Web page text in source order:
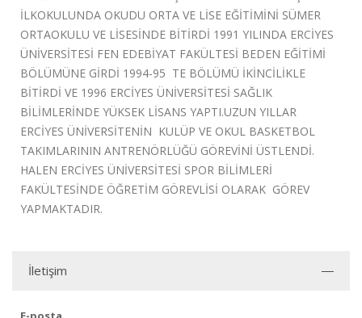
İLKOKULUNDA OKUDU ORTA VE LİSE EĞİTİMİNİ SÜMER
ORTAOKULU VE LİSESİNDE BİTİRDİ 1991 YILINDA ERCİYES
ÜNİVERSİTESİ FEN EDEBİYAT FAKÜLTESİ BEDEN EĞİTİMİ
BÖLÜMÜNE GİRDİ 1994-95 TE BÖLÜMÜ İKİNCİLİKLE
BİTİRDİ VE 1996 ERCİYES ÜNİVERSİTESİ SAĞLIK
BİLİMLERİNDE YÜKSEK LİSANS YAPTI.UZUN YILLAR
ERCİYES ÜNİVERSİTENİN KULÜP VE OKUL BASKETBOL
TAKIMLARININ ANTRENÖRLÜĞÜ GÖREVİNİ ÜSTLENDİ.
HALEN ERCİYES ÜNİVERSİTESİ SPOR BİLİMLERİ
FAKÜLTESİNDE ÖĞRETİM GÖREVLİSİ OLARAK GÖREV
YAPMAKTADIR.
İletişim